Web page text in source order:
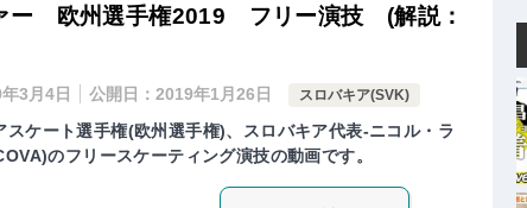
ー 欧州選手権2019 フリー演技 (解説：
3月4日 公開日：2019年1月26日 スロバキア(SVK)
ケート選手権(欧州選手権)、スロバキア代表-ニコル・ラ
のフリースケーティング演技の動画です。